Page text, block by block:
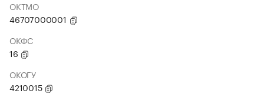
ОКТМО
46707000001
ОКФС
16
ОКОГУ
4210015